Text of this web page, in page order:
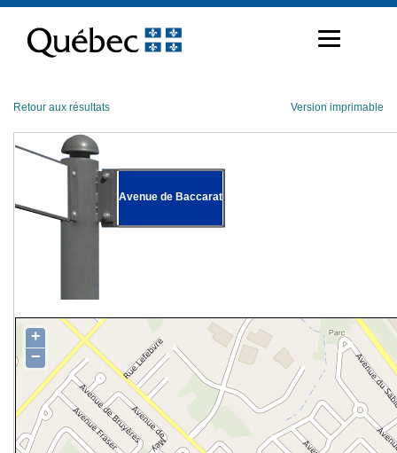
contenu
Retour aux résultats Version imprimable
Avenue de Baccarat
+
−